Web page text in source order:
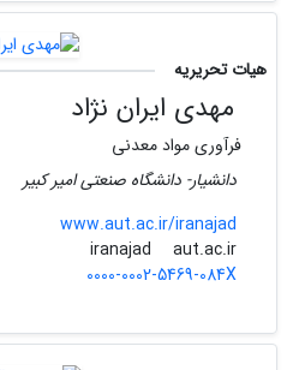
هیات تحریریه
مهدی ایران نژاد
فرآوری مواد معدنی
دانشیار- دانشگاه صنعتی امیر کبیر
www.aut.ac.ir/iranajad
iranajad
aut.ac.ir
0000-0002-5469-084X